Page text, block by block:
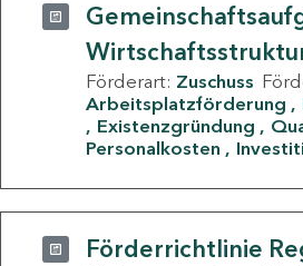
Förderart: Zuschuss
Arbeitsplatzförderung
Existenzgründung
Personalkosten
Förderrichtlinie